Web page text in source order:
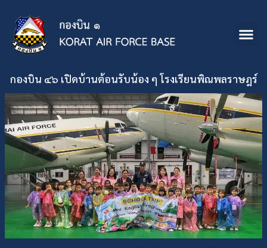
กองบิน ๔๖ เปิดบ้านต้อนรับน้อง ๆ โรงเรียนพิณพลราษฎร์